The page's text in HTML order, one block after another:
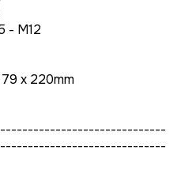
- M12
x 220mm